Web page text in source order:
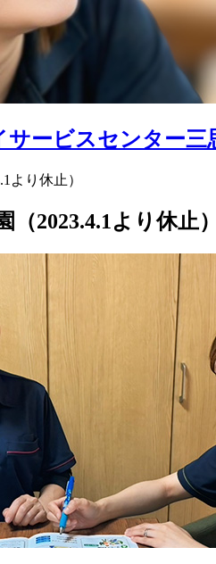
サービスセンター三
2023.4.1より休止）